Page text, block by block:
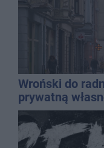
Wroński do
prywatną
gospodarką